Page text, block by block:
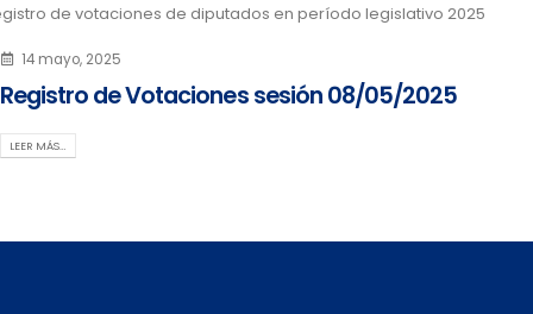
de votaciones de diputados en período legislativo 2025
14 mayo, 2025
Registro de Votaciones sesión 08/05/2025
LEER MÁS…